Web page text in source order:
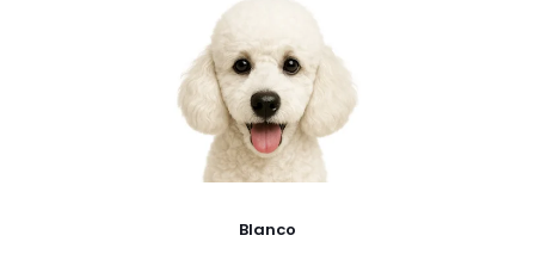
Blanco